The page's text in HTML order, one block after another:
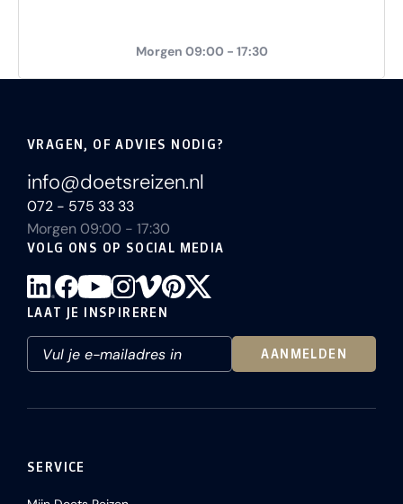
Morgen 09:00 - 17:30
VRAGEN, OF ADVIES NODIG?
info@doetsreizen.nl
072 - 575 33 33
Morgen 09:00 - 17:30
VOLG ONS OP SOCIAL MEDIA
LAAT JE INSPIREREN
AANMELDEN
SERVICE